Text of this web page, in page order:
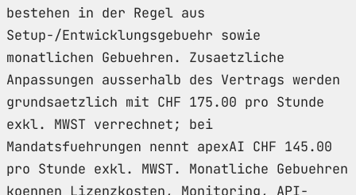
bestehen in der Regel aus
Setup-/Entwicklungsgebuehr sowie
monatlichen Gebuehren. Zusaetzliche
Anpassungen ausserhalb des Vertrags werden
grundsaetzlich mit CHF 175.00 pro Stunde
exkl. MWST verrechnet; bei
Mandatsfuehrungen nennt apexAI CHF 145.00
pro Stunde exkl. MWST. Monatliche Gebuehren
koennen Lizenzkosten, Monitoring, API-